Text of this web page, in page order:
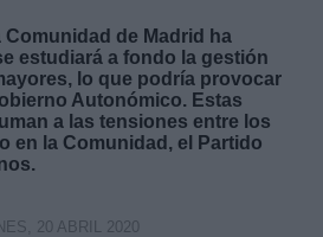
Comunidad de Madrid ha
estudiará a fondo la gestión
lo que podría provocar
Autonómico. Estas
a las tensiones entre los
en la Comunidad, el Partido
20 ABRIL 2020